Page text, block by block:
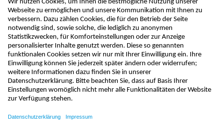
Newsletter abonnieren
absenden
info@nivus.ch